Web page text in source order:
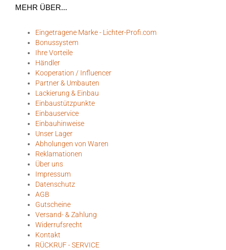
MEHR ÜBER...
Eingetragene Marke - Lichter-Profi.com
Bonussystem
Ihre Vorteile
Händler
Kooperation / Influencer
Partner & Umbauten
Lackierung & Einbau
Einbaustützpunkte
Einbauservice
Einbauhinweise
Unser Lager
Abholungen von Waren
Reklamationen
Über uns
Impressum
Datenschutz
AGB
Gutscheine
Versand- & Zahlung
Widerrufsrecht
Kontakt
RÜCKRUF - SERVICE